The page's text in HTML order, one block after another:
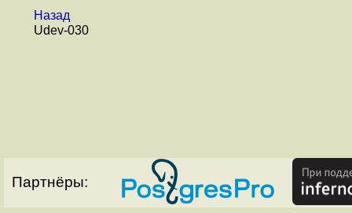
Назад
Udev-030
Партнёры: